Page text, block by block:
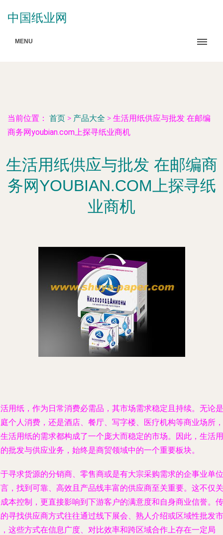
中国纸业网
MENU
当前位置： 首页 > 产品大全 > 生活用纸供应与批发 在邮编
商务网youbian.com上探寻纸业商机
生活用纸供应与批发 在邮编商
务网YOUBIAN.COM上探寻纸
业商机
用纸，作为日常消费必需品，其市场需求稳定且持续。无论是
个人消费，还是酒店、餐厅、写字楼、医疗机构等商业场所，
活用纸的需求都构成了一个庞大而稳定的市场。因此，生活用
批发与供应业务，始终是商贸领域中的一个重要板块。
寻求货源的分销商、零售商或是有大宗采购需求的企事业单位
，找到可靠、高效且产品线丰富的供应商至关重要。这不仅关
本控制，更直接影响到下游客户的满意度和自身商业信誉。传
寻找供应商方式往往通过线下展会、熟人介绍或区域性批发市
这些方式在信息广度、对比效率和跨区域合作上存在一定局